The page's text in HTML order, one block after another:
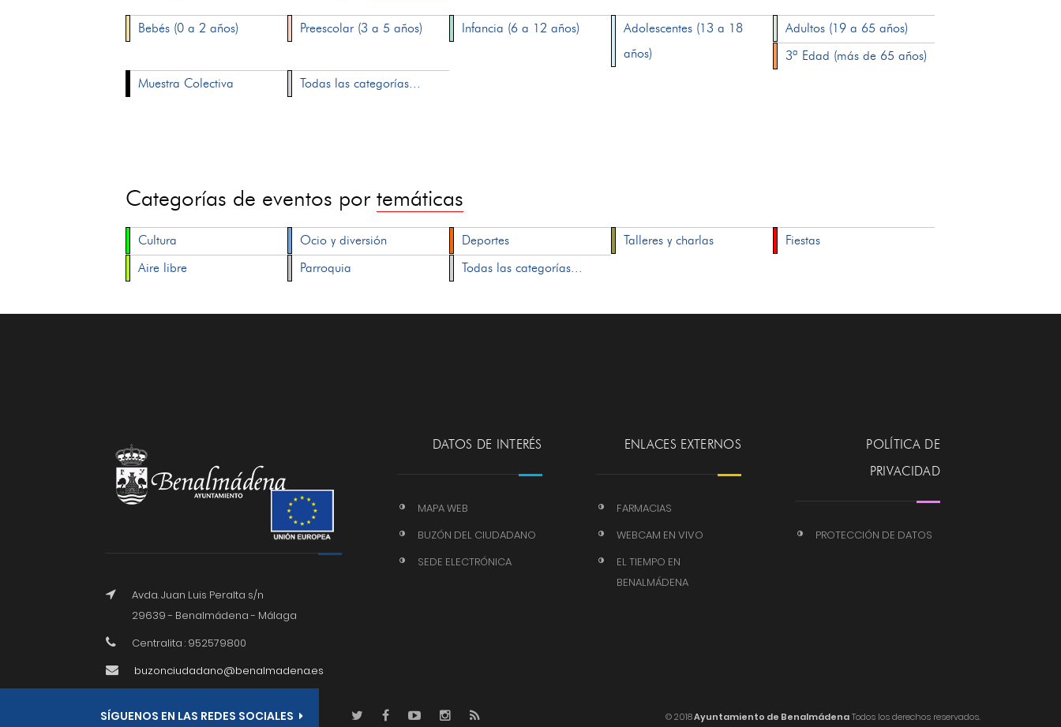
Bebés (0 a 2 años) Preescolar (3 a 5 años) Infancia (6 a 12 años)
Adolescentes (13 a 18
años)
Adultos (19 a 65 años)
3ª Edad (más de 65 años)
Muestra Colectiva
Todas las categorías...
Categorías de eventos portemáticas
Cultura Ocio y diversión Deportes Talleres y charlas
Fiestas
Aire libre
Parroquia Todas las categorías...
Avda. Juan Luis Peralta s/n
29639 - Benalmádena - Málaga
Centralita : 952579800
buzonciudadano@benalmadena.es
DATOS DE INTERÉS
MAPA WEB
BUZÓN DEL CIUDADANO
SEDE ELECTRÓNICA
ENLACES EXTERNOS
FARMACIAS
WEBCAM EN VIVO
EL TIEMPO EN
BENALMÁDENA
POLÍTICA DE
PRIVACIDAD
PROTECCIÓN DE DATOS
SÍGUENOS EN LAS REDES SOCIALES © 2018Ayuntamiento de BenalmádenaTodos los derechos reservados.